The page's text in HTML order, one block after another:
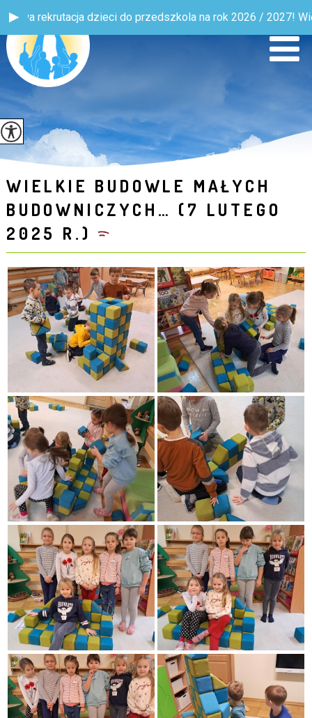
na rok 2026 / 2027! Więcej informacji w zakładce
WIELKIE BUDOWLE MAŁYCH
BUDOWNICZYCH… (7 LUTEGO
2025 R.)